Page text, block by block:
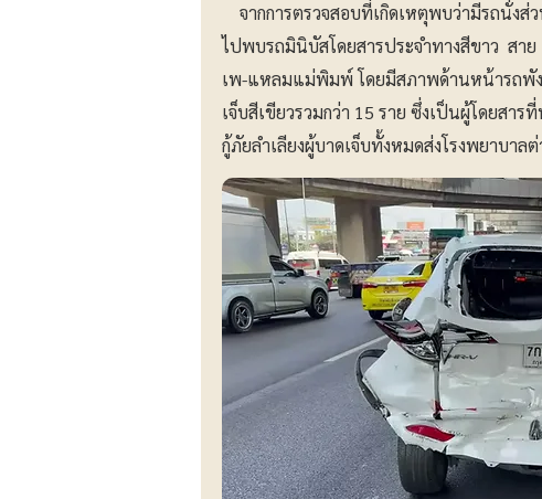
จากการตรวจสอบที่เกิดเหตุพบว่ามีรถนั่ง
ไปพบรถมินิบัสโดยสารประจำทางสีขาว สา
เพ-แหลมแม่พิมพ์ โดยมีสภาพด้านหน้ารถพัง
เจ็บสีเขียวรวมกว่า 15 ราย ซึ่งเป็นผู้โดยสา
กู้ภัยลำเลียงผู้บาดเจ็บทั้งหมดส่งโรงพยาบาลต่